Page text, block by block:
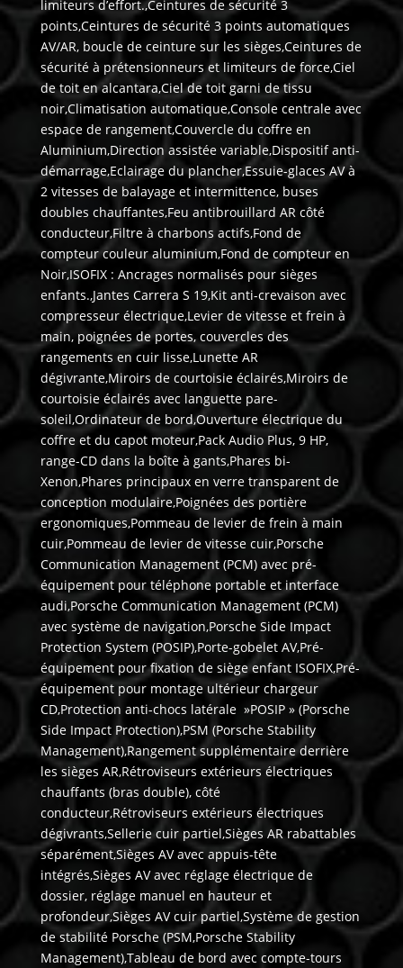
limiteurs d’effort.,Ceintures de sécurité 3
points,Ceintures de sécurité 3 points automatiques
AV/AR, boucle de ceinture sur les sièges,Ceintures de
sécurité à prétensionneurs et limiteurs de force,Ciel
de toit en alcantara,Ciel de toit garni de tissu
noir,Climatisation automatique,Console centrale avec
espace de rangement,Couvercle du coffre en
Aluminium,Direction assistée variable,Dispositif anti-
démarrage,Eclairage du plancher,Essuie-glaces AV à
2 vitesses de balayage et intermittence, buses
doubles chauffantes,Feu antibrouillard AR côté
conducteur,Filtre à charbons actifs,Fond de
compteur couleur aluminium,Fond de compteur en
Noir,ISOFIX : Ancrages normalisés pour sièges
enfants.,Jantes Carrera S 19,Kit anti-crevaison avec
compresseur électrique,Levier de vitesse et frein à
main, poignées de portes, couvercles des
rangements en cuir lisse,Lunette AR
dégivrante,Miroirs de courtoisie éclairés,Miroirs de
courtoisie éclairés avec languette pare-
soleil,Ordinateur de bord,Ouverture électrique du
coffre et du capot moteur,Pack Audio Plus, 9 HP,
range-CD dans la boîte à gants,Phares bi-
Xenon,Phares principaux en verre transparent de
conception modulaire,Poignées des portière
ergonomiques,Pommeau de levier de frein à main
cuir,Pommeau de levier de vitesse cuir,Porsche
Communication Management (PCM) avec pré-
équipement pour téléphone portable et interface
audi,Porsche Communication Management (PCM)
avec système de navigation,Porsche Side Impact
Protection System (POSIP),Porte-gobelet AV,Pré-
équipement pour fixation de siège enfant ISOFIX,Pré-
équipement pour montage ultérieur chargeur
CD,Protection anti-chocs latérale »POSIP » (Porsche
Side Impact Protection),PSM (Porsche Stability
Management),Rangement supplémentaire derrière
les sièges AR,Rétroviseurs extérieurs électriques
chauffants (bras double), côté
conducteur,Rétroviseurs extérieurs électriques
dégivrants,Sellerie cuir partiel,Sièges AR rabattables
séparément,Sièges AV avec appuis-tête
intégrés,Sièges AV avec réglage électrique de
dossier, réglage manuel en hauteur et
profondeur,Sièges AV cuir partiel,Système de gestion
de stabilité Porsche (PSM,Porsche Stability
Management),Tableau de bord avec compte-tours